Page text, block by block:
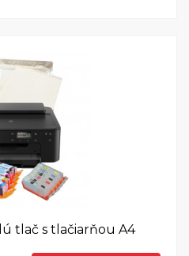
tlač s tlačiarňou A4